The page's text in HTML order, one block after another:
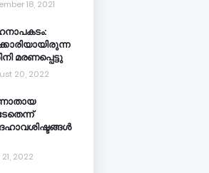
18, 2021
മരണപ്പെട്ടു
20, 2022
2022